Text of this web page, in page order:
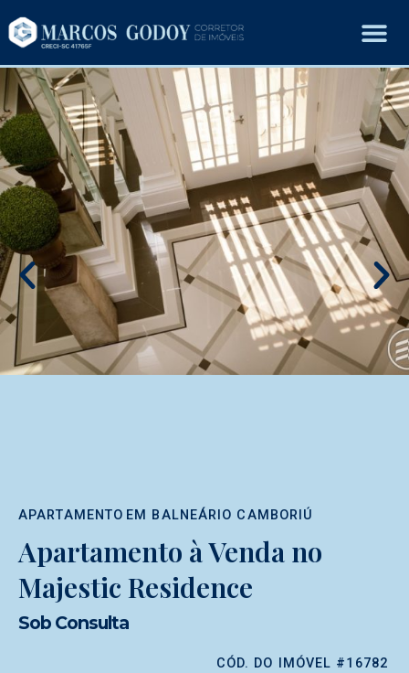
APARTAMENTO EM BALNEÁRIO CAMBORIÚ
Apartamento à Venda no
Majestic Residence
Sob Consulta
CÓD. DO IMÓVEL #16782